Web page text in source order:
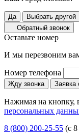
Да
Выбрать другой
Обратный звонок
Оставьте номер
И мы перезвоним
Номер телефона
Жду звонка Заявка
Нажимая на кнопку,
персональных
8 (800) 200-25-55 (с